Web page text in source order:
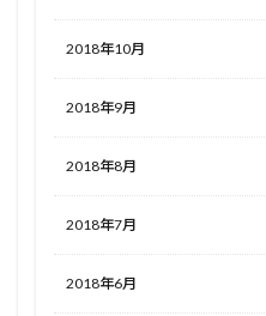
2018年10月
2018年9月
2018年8月
2018年7月
2018年6月